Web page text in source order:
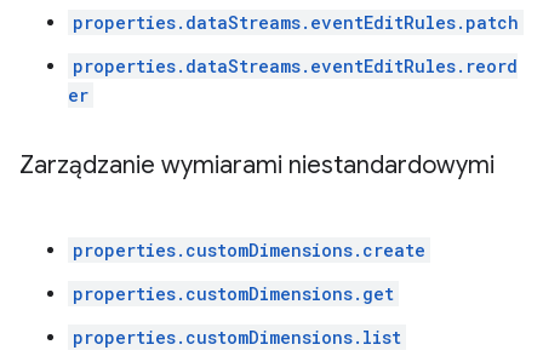
properties.dataStreams.eventEditRules.patch
properties.dataStreams.eventEditRules.reord
er
Zarządzanie wymiarami niestandardowymi
properties.customDimensions.create
properties.customDimensions.get
properties.customDimensions.list